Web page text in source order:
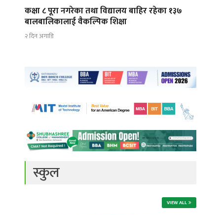
कक्षा ८ पूरा नगरेका तथा विद्यालय बाहिर रहेका १३७
बालबालिकालाई वैकल्पिक शिक्षा
२ दिन अगाडि
स्कुल
VIEW ALL